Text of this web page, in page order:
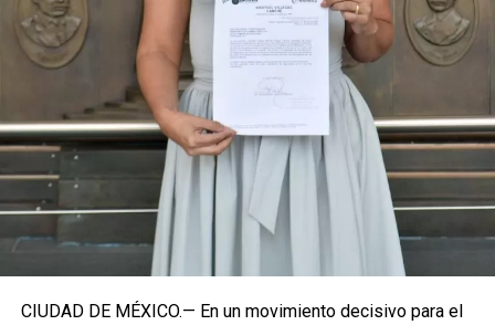
estrategia de cercanía ciudadana. Su retorno a Quintana
Roo busca garantizar la cohesión de las estructuras de
izquierda de cara a los próximos retos políticos. El relevo
institucional se procesará conforme a los tiempos legales
establecidos, manteniendo la continuidad de la
representación parlamentaria del estado.
Fuente: 5to Poder Agencia de Noticias
CIUDAD DE MÉXICO.— En un movimiento decisivo para el